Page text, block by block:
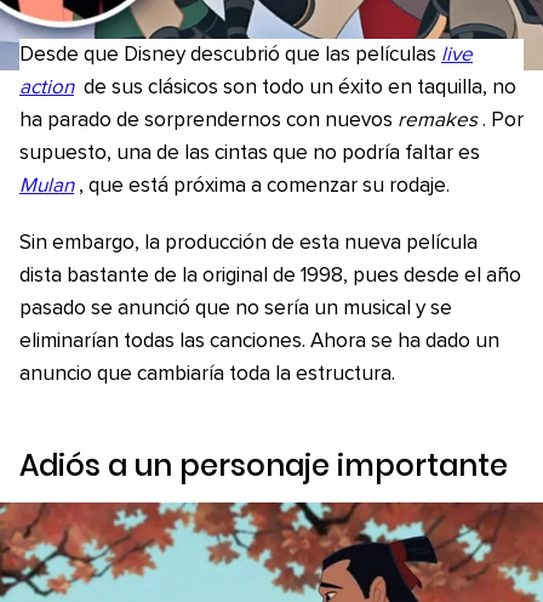
Desde que Disney descubrió que las películas live
action de sus clásicos son todo un éxito en taquilla, no
ha parado de sorprendernos con nuevos remakes . Por
supuesto, una de las cintas que no podría faltar es
Mulan , que está próxima a comenzar su rodaje.
Sin embargo, la producción de esta nueva película
dista bastante de la original de 1998, pues desde el año
pasado se anunció que no sería un musical y se
eliminarían todas las canciones. Ahora se ha dado un
anuncio que cambiaría toda la estructura.
Adiós a un personaje importante